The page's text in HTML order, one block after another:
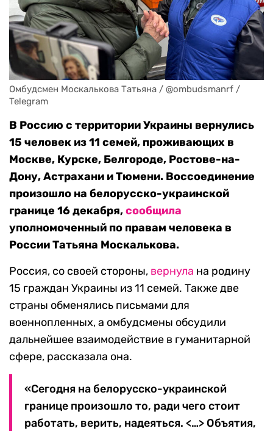
Омбудсмен Москалькова Татьяна / @ombudsmanrf /
Telegram
В Россию с территории Украины вернулись
15 человек из 11 семей, проживающих в
Москве, Курске, Белгороде, Ростове-на-
Дону, Астрахани и Тюмени. Воссоединение
произошло на белорусско-украинской
границе 16 декабря,сообщила
уполномоченный по правам человека в
России Татьяна Москалькова.
Россия, со своей стороны, вернула на родину
15 граждан Украины из 11 семей. Также две
страны обменялись письмами для
военнопленных, а омбудсмены обсудили
дальнейшее взаимодействие в гуманитарной
сфере, рассказала она.
«Сегодня на белорусско-украинской
границе произошло то, ради чего стоит
работать, верить, надеяться. <…> Объятия,